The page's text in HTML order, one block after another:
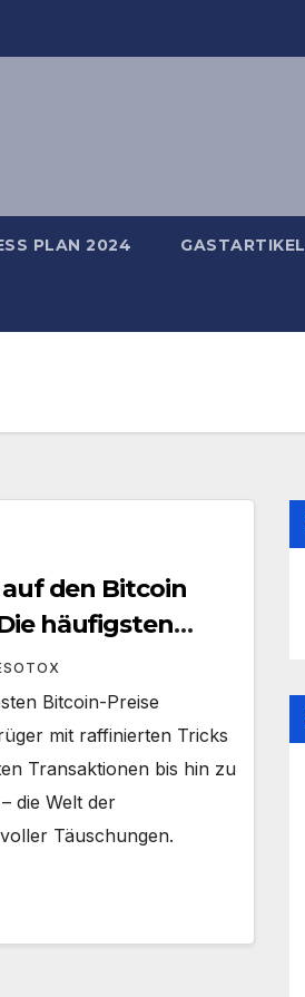
PLAN 2024 GASTARTIKEL
den Bitcoin
häufigsten
Bitcoin-Preise
mit raffinierten Tricks
Transaktionen bis hin zu
die Welt der
Täuschungen.